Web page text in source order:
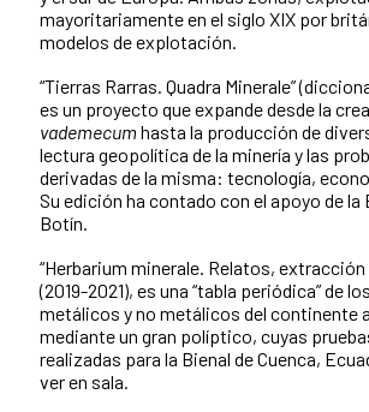
mayoritariamente en el siglo XIX por
modelos de explotación.
“Tierras Rarras. Quadra Minerale”
es un proyecto que expande desde la
vademecum hasta la producción de
lectura geopolítica de la minería y las
derivadas de la misma: tecnología,
Su edición ha contado con el apoyo de la
Botín.
“Herbarium minerale. Relatos, extracción
(2019-2021), es una “tabla periódica” de
metálicos y no metálicos del continente
mediante un gran políptico, cuyas
realizadas para la Bienal de Cuenca,
ver en sala.